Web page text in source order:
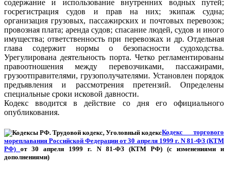
содержание и использование внутренних водных путей;
госрегистрация судов и прав на них; экипаж судна;
организация грузовых, пассажирских и почтовых перевозок;
провозная плата; аренда судов; спасание людей, судов и иного
имущества; ответственность при перевозках и др. Отдельная
глава содержит нормы о безопасности судоходства.
Урегулирована деятельность порта. Четко регламентированы
правоотношения между перевозчиками, пассажирами,
грузоотправителями, грузополучателями. Установлен порядок
предъявления и рассмотрения претензий. Определены
специальные сроки исковой давности.
Кодекс вводится в действие со дня его официального
опубликования.
Кодекс торгового
мореплавания Российской Федерации от 30 апреля 1999 г. N 81-ФЗ (КТМ
РФ)от 30 апреля 1999 г. N 81-ФЗ (КТМ РФ) (с изменениями и
дополнениями)